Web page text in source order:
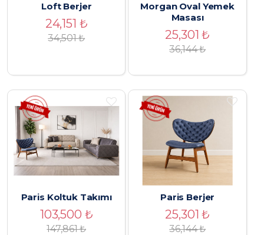
Loft Berjer
24,151 ₺
34,501₺
Morgan Oval Yemek
Masası
25,301₺
36,144₺
Paris Koltuk Takımı
103,500 ₺
147,861 ₺
Paris Berjer
25,301₺
36,144₺